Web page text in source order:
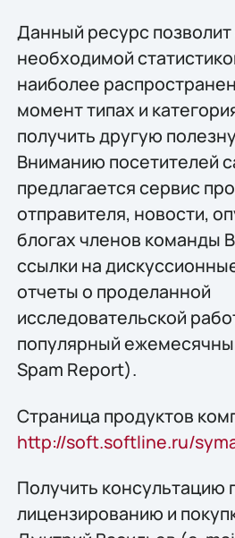
Данный ресурс
необходимой
наиболее
момент типах и
получить другую
Вниманию посетителей
предлагается сервис
отправителя, новости,
блогах членов команды
ссылки на
отчеты о проделанной
исследовательской
популярный
Spam Report).
Страница продуктов
http://soft.softline.ru/
Получить конcультацию
лицензированию и